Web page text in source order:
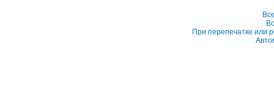
При перепечатке или